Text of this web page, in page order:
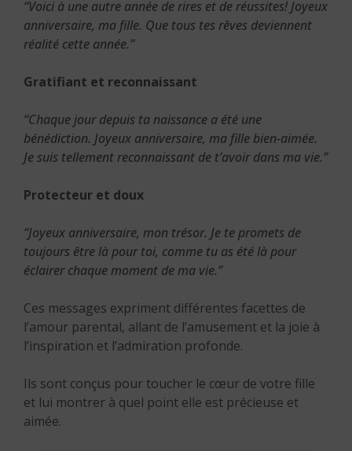
“Voici à une autre année de rires et de réussites! Joyeux
anniversaire, ma fille. Que tous tes rêves deviennent
réalité cette année.”
Gratifiant et reconnaissant
“Chaque jour depuis ta naissance a été une
bénédiction. Joyeux anniversaire, ma fille bien-aimée.
Je suis tellement reconnaissant de t’avoir dans ma vie.”
Protecteur et doux
“Joyeux anniversaire, mon trésor. Je te promets de
toujours être là pour toi, comme tu as été là pour
éclairer chaque moment de ma vie.”
Ces messages expriment différentes facettes de
l’amour parental, allant de l’amusement et la joie à
l’inspiration et l’admiration profonde.
Ils sont conçus pour toucher le cœur de votre fille
et lui montrer à quel point elle est précieuse et
aimée.